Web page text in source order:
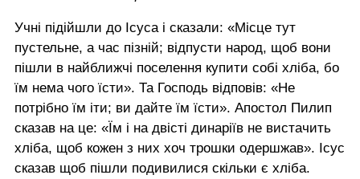
Учні підійшли до Ісуса і сказали: «Місце тут
пустельне, а час пізній; відпусти народ, щоб вони
пішли в найближчі поселення купити собі хліба, бо
їм нема чого їсти». Та Господь відповів: «Не
потрібно їм іти; ви дайте їм їсти». Апостол Пилип
сказав на це: «Їм і на двісті динаріїв не вистачить
хліба, щоб кожен з них хоч трошки одершжав». Ісус
сказав щоб пішли подивилися скільки є хліба.